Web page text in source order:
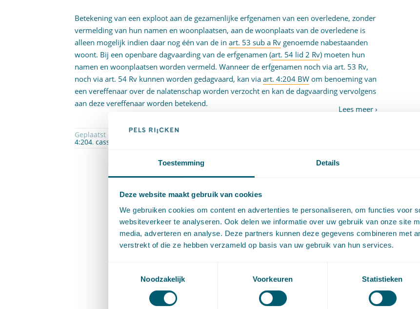
Toestemming Details
Deze website maakt gebruik van cookies
We gebruiken cookies om content en advertenties te personaliseren, om functies voor
websiteverkeer te analyseren. Ook delen we informatie over uw gebruik van onze site
media, adverteren en analyse. Deze partners kunnen deze gegevens combineren met
verstrekt of die ze hebben verzameld op basis van uw gebruik van hun services.
Noodzakelijk
Voorkeuren Statistieken
Betekening van een exploot aan de gezamenlijke erfgenamen van een overledene, zonder
vermelding van hun namen en woonplaatsen, aan de woonplaats van de overledene is
alleen mogelijk indien daar nog één van de inart. 53 sub a Rv genoemde nabestaanden
woont. Bij een openbare dagvaarding van de erfgenamen (art. 54 lid 2 Rv) moeten hun
namen en woonplaatsen worden vermeld. Wanneer de erfgenamen noch via art. 53 Rv,
noch via art. 54 Rv kunnen worden gedagvaard, kan viaart. 4:204 BW om benoeming van
een vereffenaar over de nalatenschap worden verzocht en kan de dagvaarding vervolgens
aan deze vereffenaar worden betekend.
Geplaatst in Erfrecht, Proces- en beslagrecht
4:204,cassatie in het belang der wet